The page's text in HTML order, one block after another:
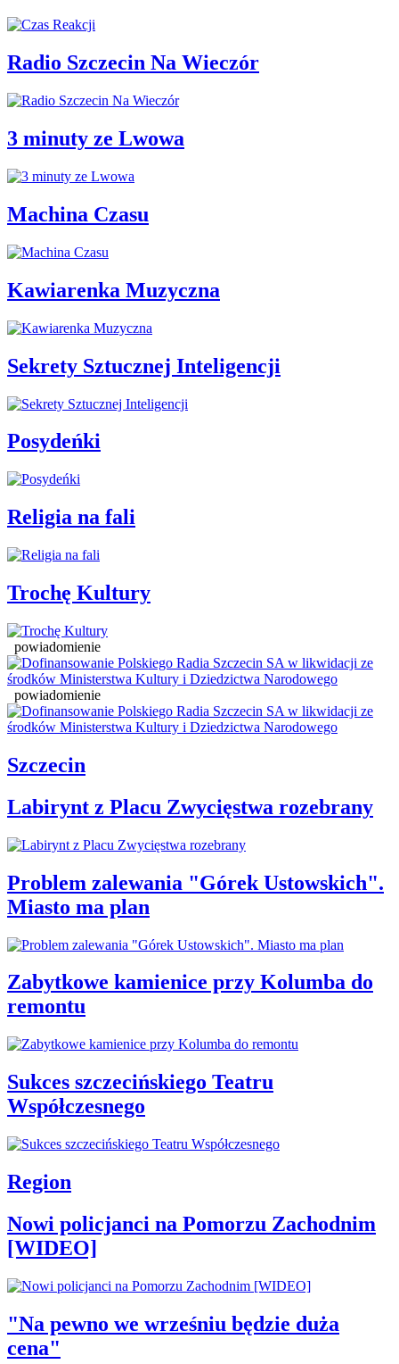
Radio Szczecin Na Wieczór
3 minuty ze Lwowa
Machina Czasu
Kawiarenka Muzyczna
Sekrety Sztucznej Inteligencji
Posydeńki
Religia na fali
Trochę Kultury
powiadomienie
powiadomienie
Szczecin
Labirynt z Placu Zwycięstwa rozebrany
Problem zalewania "Górek Ustowskich".
Miasto ma plan
Zabytkowe kamienice przy Kolumba do
remontu
Sukces szczecińskiego Teatru
Współczesnego
Region
Nowi policjanci na Pomorzu Zachodnim
[WIDEO]
"Na pewno we wrześniu będzie duża
cena"